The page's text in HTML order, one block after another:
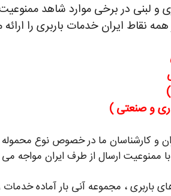
لبنی در برخی موارد شاهد
همه نقاط ایران خدمات باربری را
و صنعتی )
و کارشناسان ما در خصوص نوع
ممنوعیت ارسال از طرف ایران مواجه می
باربری ، مجموعه آنی بار آماده